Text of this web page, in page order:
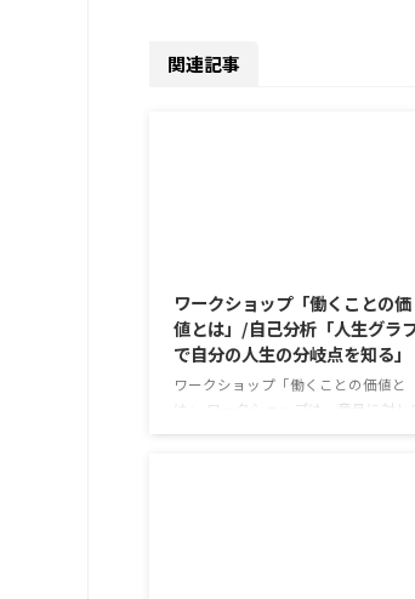
関連記事
ワークショップ「働くことの価
値とは」/自己分析「人生グラ
で自分の人生の分岐点を知る」
ワークショップ「働くことの価値と
は」 ワークショップは、意見に対して